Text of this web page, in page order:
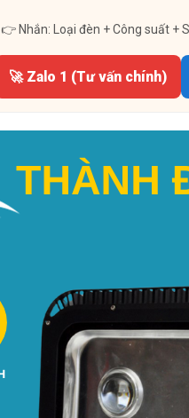
👉 Nhắn: Loại đèn + Công suất +
🚀 Zalo 1 (Tư vấn chính)